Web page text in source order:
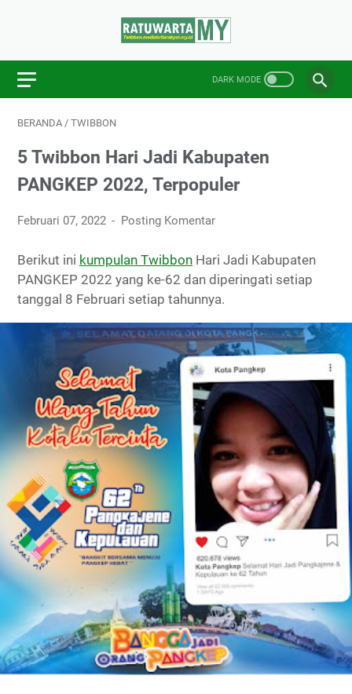
BERANDA / TWIBBON
5 Twibbon Hari Jadi Kabupaten
PANGKEP 2022, Terpopuler
Februari 07, 2022 Posting Komentar
Berikut ini kumpulan Twibbon Hari Jadi Kabupaten
PANGKEP 2022 yang ke-62 dan diperingati setiap
tanggal 8 Februari setiap tahunnya.